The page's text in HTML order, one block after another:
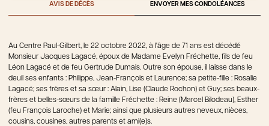
AVIS DE DÉCÈS ENVOYER MES CONDOLÉANCES
Au Centre Paul-Gilbert, le 22 octobre 2022, à l'âge de 71 ans est décédé
Monsieur Jacques Lagacé, époux de Madame Evelyn Fréchette, fils de feu
Léon Lagacé et de feu Gertrude Dumais. Outre son épouse, il laisse dans le
deuil ses enfants : Philippe, Jean-François et Laurence; sa petite-fille : Rosalie
Lagacé; ses frères et sa sœur : Alain, Lise (Claude Rochon) et Guy; ses beaux-
frères et belles-sœurs de la famille Fréchette : Reine (Marcel Bilodeau), Esther
(feu François Laroche) et Marie; ainsi que plusieurs autres neveux, nièces,
cousins, cousines, autres parents et ami(e)s.